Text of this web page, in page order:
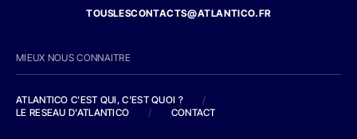
TOUSLESCONTACTS@ATLANTICO.FR
MIEUX NOUS CONNAITRE
ATLANTICO C'EST QUI, C'EST QUOI ?
/
LE RESEAU D'ATLANTICO
/ CONTACT